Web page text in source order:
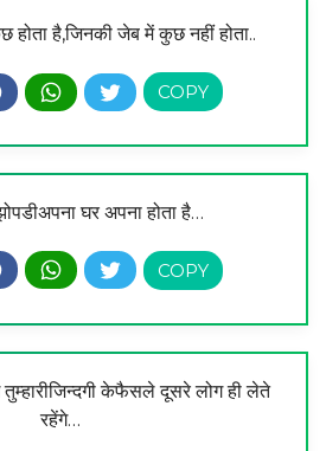
है,जिनकी जेब में कुछ नहीं होता..
घर अपना होता है…
केफैसले दूसरे लोग ही लेते
रहेंगे…